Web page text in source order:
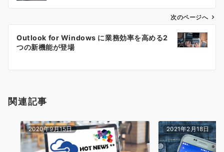
ビ
ン
次のページへ
Outlook for Windows に業務効率を高める2
つの新機能が登場
関連記事
2020年9月15日 2021年2月18日